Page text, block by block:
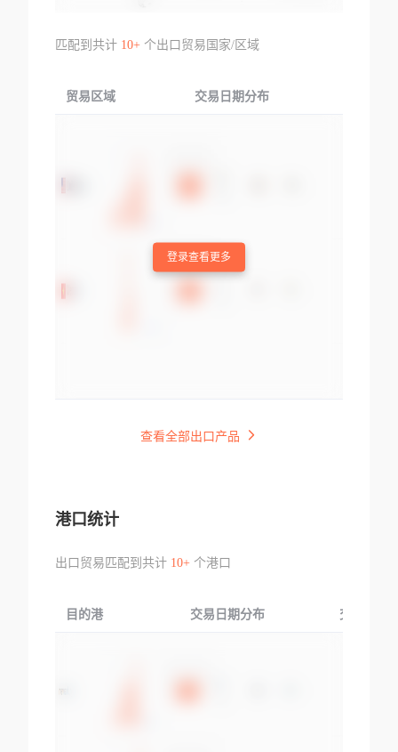
匹配到共计 10+个出口贸易国家/区域
贸易区域 交易日期分布
登录查看更多
查看全部出口产品
港口统计
出口贸易匹配到共计 10+个港口
目的港 交易日期分布 交易产品